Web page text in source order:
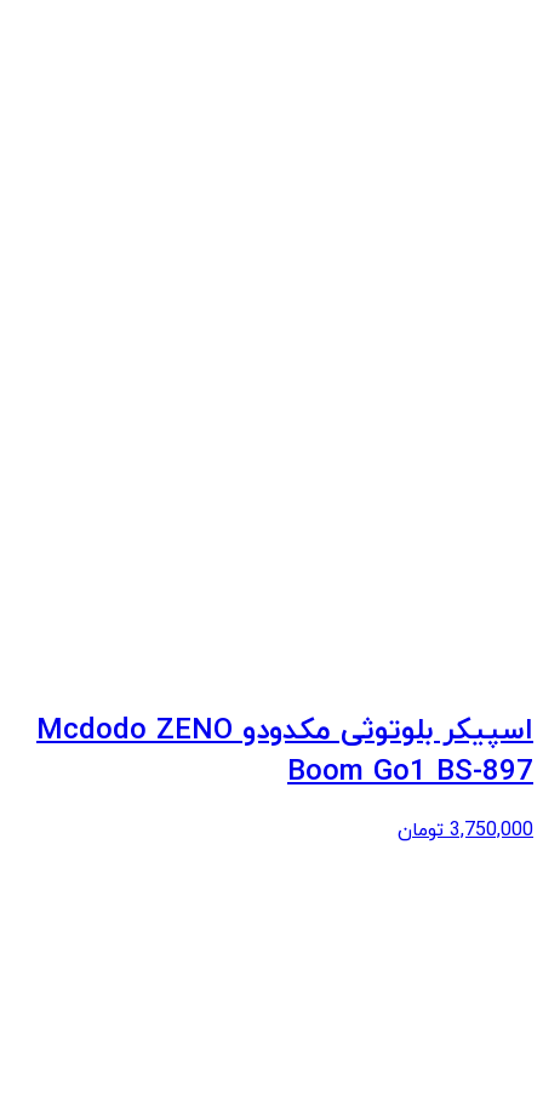
اسپیکر بلوتوثی مکدودو Mcdodo ZENO
Boom Go1 BS-897
3,750,000 تومان